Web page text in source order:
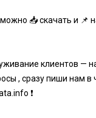
можно 📥 скачать и 📌
клиентов —
, сразу пиши нам в
❗️